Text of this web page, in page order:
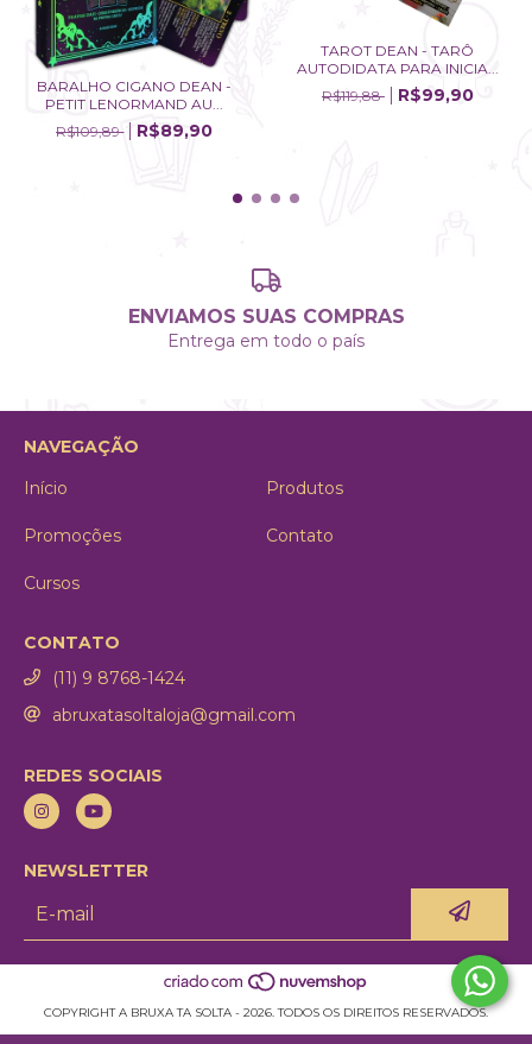
BARALHO CIGANO DEAN -
PETIT LENORMAND AU...
R$109,89
R$89,90
TAROT DEAN - TARÔ
AUTODIDATA PARA INICIA...
R$119,88
R$99,90
ENVIAMOS SUAS COMPRAS
Entrega em todo o país
NAVEGAÇÃO
Início
Produtos
Promoções Contato
Cursos
CONTATO
(11) 9 8768-1424
abruxatasoltaloja@gmail.com
REDES SOCIAIS
NEWSLETTER
COPYRIGHT A BRUXA TA SOLTA - 2026. TODOS OS DIREITOS RESERVADOS.